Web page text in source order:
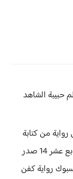
الفصل الرابع عشر 14 هى رواية من كتابة
كفن الاحياء الفصل الرابع عشر 14 صدر
رواية كفن